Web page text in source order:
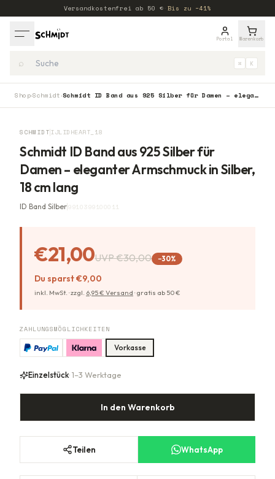
Versandkostenfrei ab 50 € Bis zu −41%
Portal Warenkorb
⌕ ⌘ K
Shop›Schmidt › Schmidt ID Band aus 925 Silber für Damen – eleganter Armschmuck in Silber, 18 cm lang
SCHMIDT IJLIDHEART_18
Schmidt ID Band aus 925 Silber für
Damen – eleganter Armschmuck in Silber,
18 cm lang
ID Band Silber9910399100011
€21,00UVP€30,00 −30%
Du sparst€9,00
inkl. MwSt. ·zzgl. 6,95€ Versand ·gratis ab 50€
ZAHLUNGSMÖGLICHKEITEN
Vorkasse
Einzelstück· 1–3 Werktage
In den Warenkorb
Teilen WhatsApp